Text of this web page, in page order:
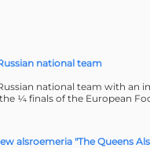
national team
national team with an
¼ finals of the European
alsroemeria "The Queens